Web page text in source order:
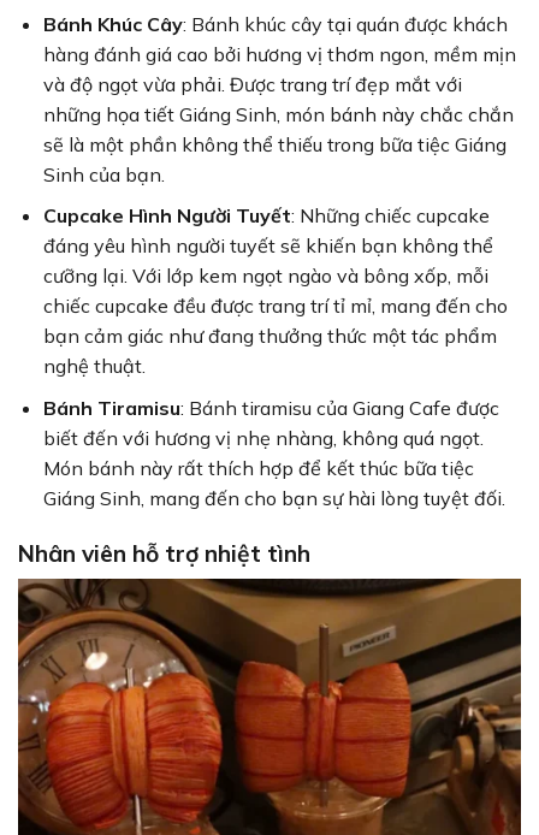
Bánh Khúc Cây: Bánh khúc cây tại quán được khách
hàng đánh giá cao bởi hương vị thơm ngon, mềm mịn
và độ ngọt vừa phải. Được trang trí đẹp mắt với
những họa tiết Giáng Sinh, món bánh này chắc chắn
sẽ là một phần không thể thiếu trong bữa tiệc Giáng
Sinh của bạn.
Cupcake Hình Người Tuyết: Những chiếc cupcake
đáng yêu hình người tuyết sẽ khiến bạn không thể
cưỡng lại. Với lớp kem ngọt ngào và bông xốp, mỗi
chiếc cupcake đều được trang trí tỉ mỉ, mang đến cho
bạn cảm giác như đang thưởng thức một tác phẩm
nghệ thuật.
Bánh Tiramisu: Bánh tiramisu của Giang Cafe được
biết đến với hương vị nhẹ nhàng, không quá ngọt.
Món bánh này rất thích hợp để kết thúc bữa tiệc
Giáng Sinh, mang đến cho bạn sự hài lòng tuyệt đối.
Nhân viên hỗ trợ nhiệt tình